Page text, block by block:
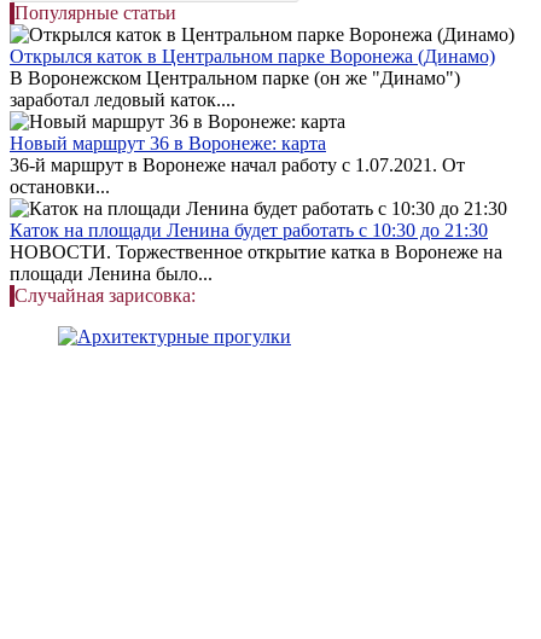
Популярные статьи
Открылся каток в Центральном парке Воронежа (Динамо)
В Воронежском Центральном парке (он же "Динамо")
заработал ледовый каток....
Новый маршрут 36 в Воронеже: карта
36-й маршрут в Воронеже начал работу с 1.07.2021. От
остановки...
Каток на площади Ленина будет работать с 10:30 до 21:30
НОВОСТИ. Торжественное открытие катка в Воронеже на
площади Ленина было...
Случайная зарисовка: